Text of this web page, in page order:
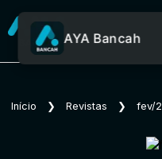
AYA Bancah
Início ❯ Revistas ❯ fev/